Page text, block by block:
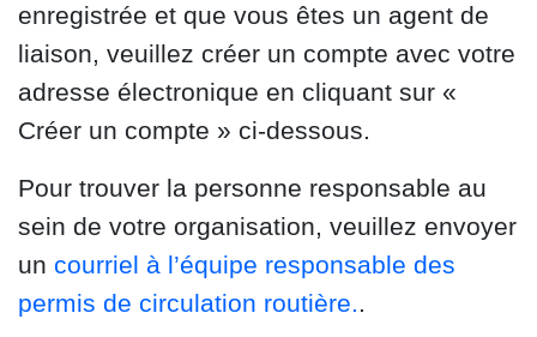
enregistrée et que vous êtes un agent de
liaison, veuillez créer un compte avec votre
adresse électronique en cliquant sur «
Créer un compte » ci-dessous.
Pour trouver la personne responsable au
sein de votre organisation, veuillez envoyer
un courriel à l’équipe responsable des
permis de circulation routière..